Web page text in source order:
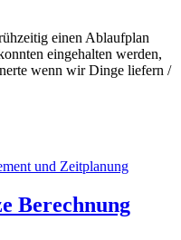
einen Ablaufplan
eingehalten werden,
wenn wir Dinge liefern /
und Zeitplanung
Berechnung